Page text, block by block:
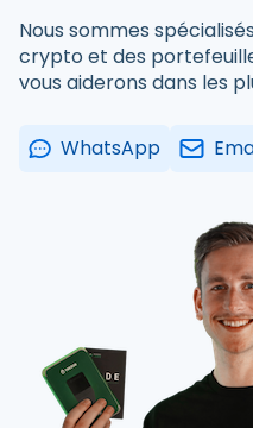
Nous sommes
crypto et des
vous aiderons dans les
WhatsApp